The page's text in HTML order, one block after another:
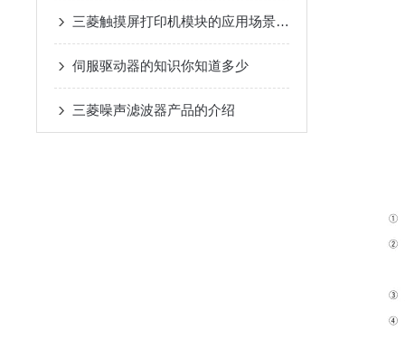
三菱触摸屏打印机模块的应用场景是什么
伺服驱动器的知识你知道多少
三菱噪声滤波器产品的介绍